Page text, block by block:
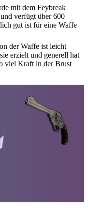
mit dem Feybreak
verfügt über 600
gut ist für eine Waffe
der Waffe ist leicht
erzielt und generell hat
viel Kraft in der Brust